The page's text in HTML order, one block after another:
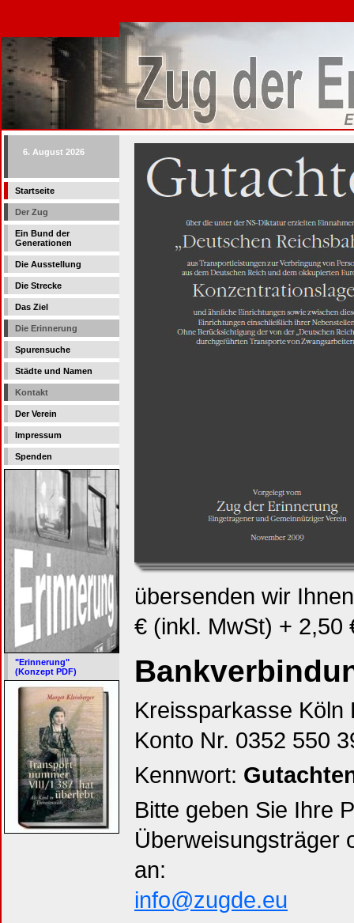
6. August 2026
Startseite
Der Zug
Ein Bund der
Generationen
Die Ausstellung
Die Strecke
Das Ziel
Die Erinnerung
Spurensuche
Städte und Namen
Kontakt
Der Verein
Impressum
Spenden
"Erinnerung"
(Konzept PDF)
übersenden wir
€ (inkl. MwSt) + 2,50
Kreissparkasse Köln
Konto Nr. 0352 550
Kennwort:
Bitte geben Sie Ihre
Überweisungsträger
an:
info@zugde.eu